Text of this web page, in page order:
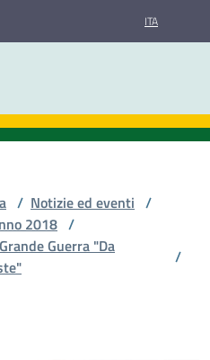
ITA
/ Notizie ed eventi /
2018 /
Guerra "Da
/